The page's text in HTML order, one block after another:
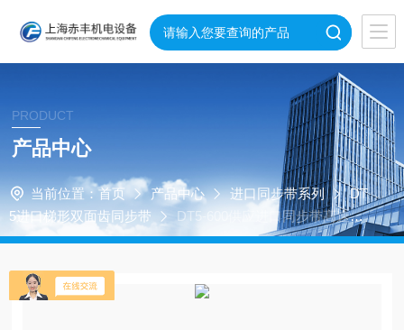
PRODUCT
产品中心
当前位置： 首页 产品中心 进口同步带系列
DT
5进口梯形双面齿同步带
DT5-600供应进口同步带高速传
动带DT5-600双面齿同步带